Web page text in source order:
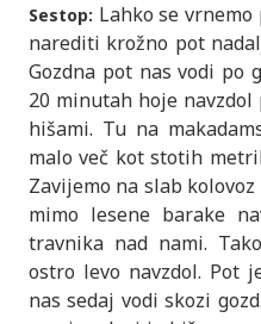
Sestop: Lahko se
narediti krožno pot
Gozdna pot nas vodi po
20 minutah hoje navzdol
hišami. Tu na
malo več kot stotih
Zavijemo na slab
mimo lesene barake
travnika nad nami.
ostro levo navzdol. Pot
nas sedaj vodi skozi